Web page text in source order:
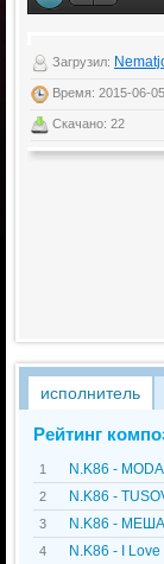
Загрузил:
Время: 2015-06-
Скачано: 22
исполнитель
Рейтинг
1 N.K86 -
2 N.K86 -
3 N.K86 -
4 N.K86 - I